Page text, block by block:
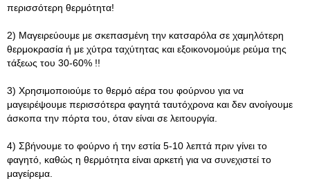
περισσότερη θερμότητα!
2) Μαγειρεύουμε με σκεπασμένη την κατσαρόλα σε χαμηλότερη
θερμοκρασία ή με χύτρα ταχύτητας και εξοικονομούμε ρεύμα της
τάξεως του 30-60% !!
3) Χρησιμοποιούμε το θερμό αέρα του φούρνου για να
μαγειρέψουμε περισσότερα φαγητά ταυτόχρονα και δεν ανοίγουμε
άσκοπα την πόρτα του, όταν είναι σε λειτουργία.
4) Σβήνουμε το φούρνο ή την εστία 5-10 λεπτά πριν γίνει το
φαγητό, καθώς η θερμότητα είναι αρκετή για να συνεχιστεί το
μαγείρεμα.